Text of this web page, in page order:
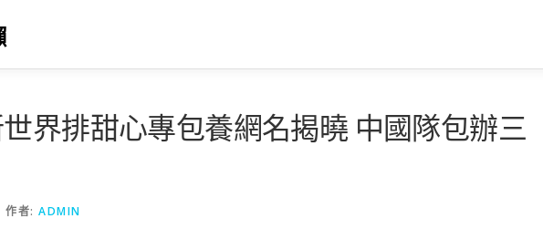
界排甜心專包養網名揭曉 中國隊包辦三
作者: ADMIN